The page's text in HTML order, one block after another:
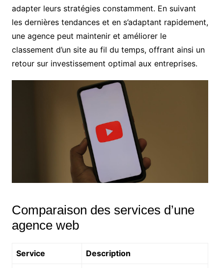
adapter leurs stratégies constamment. En suivant
les dernières tendances et en s’adaptant rapidement,
une agence peut maintenir et améliorer le
classement d’un site au fil du temps, offrant ainsi un
retour sur investissement optimal aux entreprises.
Comparaison des services d’une
agence web
Service Description